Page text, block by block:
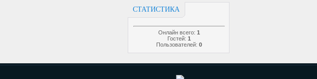
СТАТИСТИКА
Онлайн всего: 1
Гостей: 1
Пользователей: 0